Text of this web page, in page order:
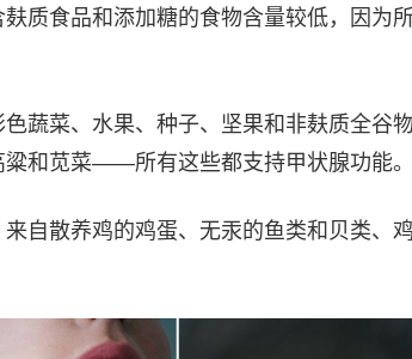
质食品和添加糖的食物含量较低，因为
蔬菜、水果、种子、坚果和非麸质全谷
粱和苋菜——所有这些都支持甲状腺功能
自散养鸡的鸡蛋、无汞的鱼类和贝类、